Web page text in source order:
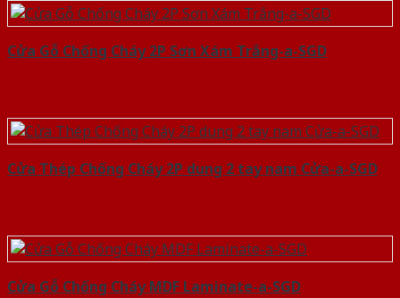
Cửa Gỗ Chống Cháy 2P Sơn Xám Trắng-a-SGD
Cửa Thép Chống Cháy 2P dung 2 tay nam Cửa-a-SGD
Cửa Gỗ Chống Cháy MDF Laminate-a-SGD